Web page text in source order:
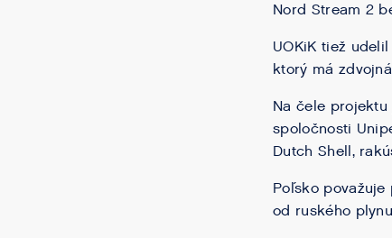
Nord Stream 2
UOKiK tiež
ktorý má
Na čele
spoločnosti
Dutch Shell,
Poľsko
od ruského